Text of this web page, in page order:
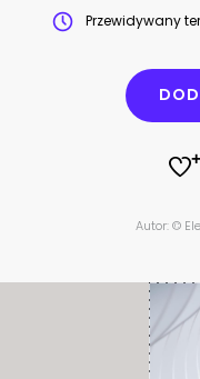
Przewidywany
Autor: ©